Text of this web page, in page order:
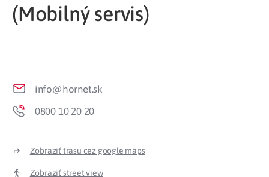
(Mobilný servis)
info@hornet.sk
0800 10 20 20
Zobraziť trasu cez google maps
Zobraziť street view